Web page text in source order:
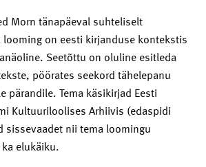
Morn tänapäeval suhteliselt
on eesti kirjanduse kontekstis
Seetõttu on oluline esitleda
pöörates seekord tähelepanu
pärandile. Tema käsikirjad Eesti
Kultuuriloolises Arhiivis (edaspidi
sissevaadet nii tema loomingu
elukäiku.